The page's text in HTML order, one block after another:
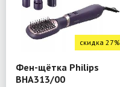
скидка 27%
Фен-щётка Philips
BHA313/00